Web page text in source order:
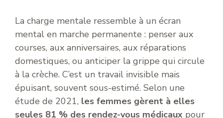
La charge mentale ressemble à un écran
mental en marche permanente : penser aux
courses, aux anniversaires, aux réparations
domestiques, ou anticiper la grippe qui circule
à la crèche. C’est un travail invisible mais
épuisant, souvent sous-estimé. Selon une
étude de 2021, les femmes gèrent à elles
seules 81 % des rendez-vous médicaux pour